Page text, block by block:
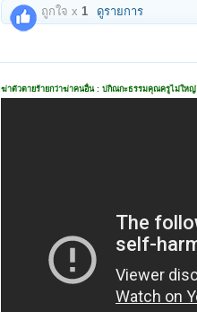
ถูกใจ x 1 ดูรายการ
ฆ่าตัวตายร้ายกว่าฆ่าคนอื่น : ปกิณกะธรรมคุณครูไม่ใหญ่